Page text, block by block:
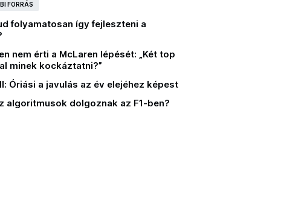
FORRÁS
folyamatosan így fejleszteni a
nem érti a McLaren lépését: „Két top
minek kockáztatni?”
Óriási a javulás az év elejéhez képest
algoritmusok dolgoznak az F1-ben?